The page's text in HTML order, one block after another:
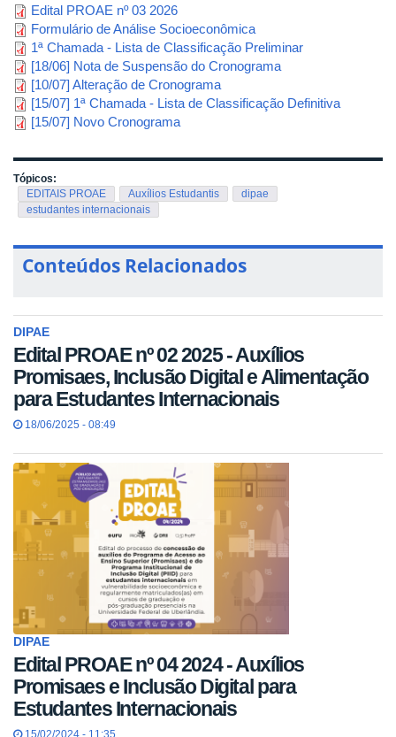
Edital PROAE nº 03 2026
Formulário de Análise Socioeconômica
1ª Chamada - Lista de Classificação Preliminar
[18/06] Nota de Suspensão do Cronograma
[10/07] Alteração de Cronograma
[15/07] 1ª Chamada - Lista de Classificação Definitiva
[15/07] Novo Cronograma
Tópicos:
EDITAIS PROAE
Auxílios Estudantis
dipae
estudantes internacionais
Conteúdos Relacionados
DIPAE
Edital PROAE nº 02 2025 - Auxílios
Promisaes, Inclusão Digital e Alimentação
para Estudantes Internacionais
18/06/2025 - 08:49
DIPAE
Edital PROAE nº 04 2024 - Auxílios
Promisaes e Inclusão Digital para
Estudantes Internacionais
15/02/2024 - 11:35